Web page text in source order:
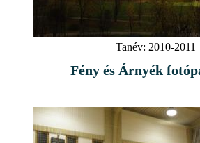
Tanév: 2010-2011
Fény és Árnyék